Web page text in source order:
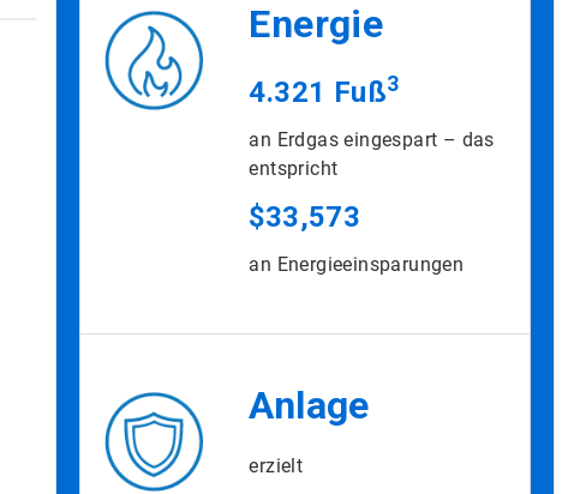
Energie
4.321 Fuß3
an Erdgas eingespart – das
entspricht
$33,573
an Energieeinsparungen
Anlage
erzielt